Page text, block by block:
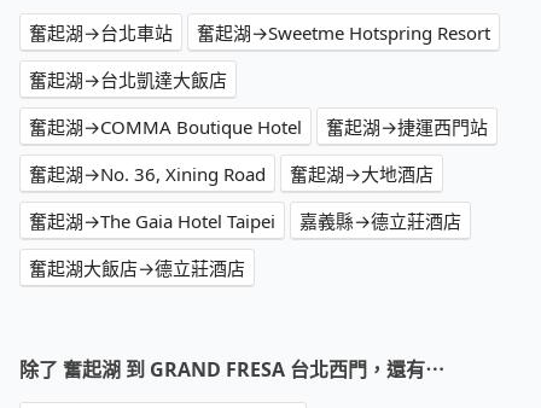
奮起湖→台北車站
奮起湖→Sweetme Hotspring Resort
奮起湖→台北凱達大飯店
奮起湖→COMMA Boutique Hotel
奮起湖→捷運西門站
奮起湖→No. 36, Xining Road
奮起湖→大地酒店
奮起湖→The Gaia Hotel Taipei
嘉義縣→德立莊酒店
奮起湖大飯店→德立莊酒店
除了 奮起湖 到 GRAND FRESA 台北西門，還有⋯